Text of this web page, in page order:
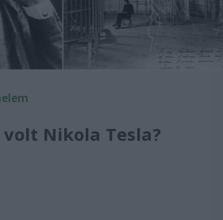
volt Nikola Tesla?